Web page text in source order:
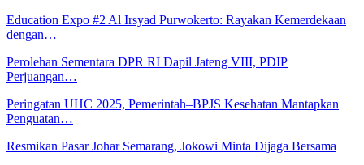
Education Expo #2 Al Irsyad Purwokerto: Rayakan Kemerdekaan
dengan…
Perolehan Sementara DPR RI Dapil Jateng VIII, PDIP
Perjuangan…
Peringatan UHC 2025, Pemerintah–BPJS Kesehatan Mantapkan
Penguatan…
Resmikan Pasar Johar Semarang, Jokowi Minta Dijaga Bersama